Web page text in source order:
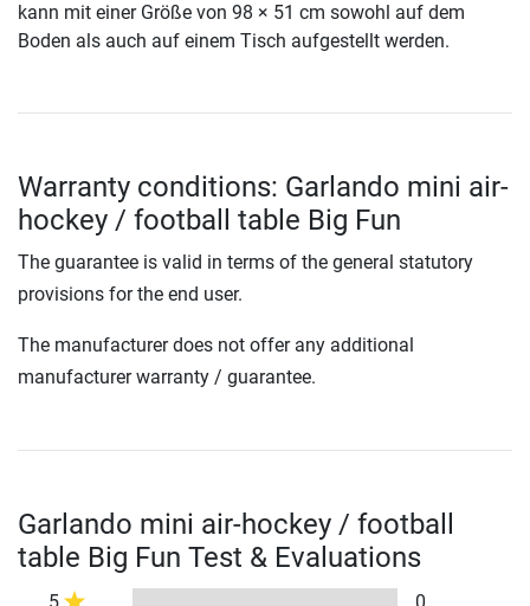
kann mit einer Größe von 98 × 51 cm sowohl auf dem
Boden als auch auf einem Tisch aufgestellt werden.
Warranty conditions: Garlando mini air-
hockey / football table Big Fun
The guarantee is valid in terms of the general statutory
provisions for the end user.
The manufacturer does not offer any additional
manufacturer warranty / guarantee.
Garlando mini air-hockey / football
table Big Fun Test & Evaluations